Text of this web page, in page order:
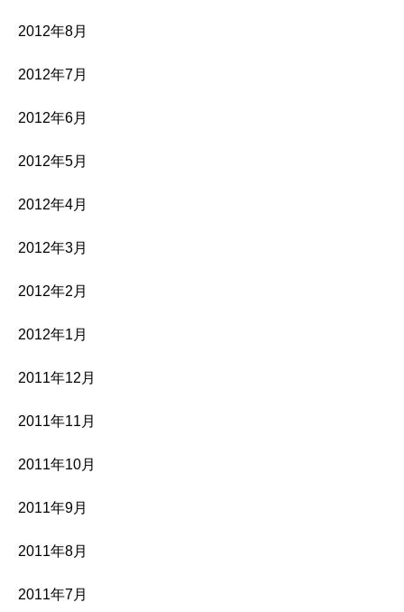
2012年8月
2012年7月
2012年6月
2012年5月
2012年4月
2012年3月
2012年2月
2012年1月
2011年12月
2011年11月
2011年10月
2011年9月
2011年8月
2011年7月